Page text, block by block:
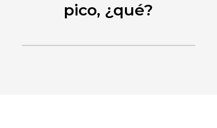
pico, ¿qué?